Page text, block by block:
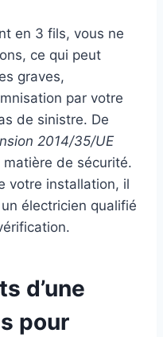
en 3 fils, vous ne
ce qui peut
graves,
par votre
de sinistre. De
2014/35/UE
de sécurité.
votre installation, il
électricien qualifié
d’une
pour